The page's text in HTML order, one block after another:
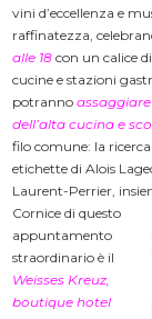
vini d’eccellenza e
raffinatezza,
alle 18 con un calice
cucine e stazioni
potranno
dell’alta cucina e
filo comune: la
etichette di Alois
Laurent-Perrier,
Cornice di questo
appuntamento
straordinario è il
Weisses Kreuz,
boutique hotel